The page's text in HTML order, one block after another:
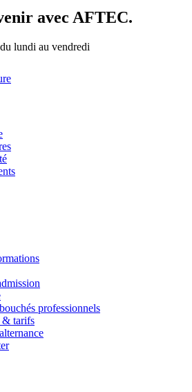
avec AFTEC.
lundi au vendredi
professionnels
& tarifs